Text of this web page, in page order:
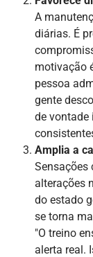
A
diárias. É
motivação
pessoa
gente
de vontade
Amplia a
Sensações
alterações
do estado
se torna
"O treino
alerta real.